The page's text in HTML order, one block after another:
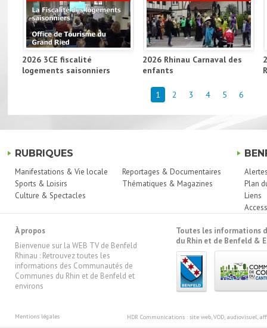
2026 3CE fiscalité
logements saisonniers
2026 Rhinau Carnaval des
enfants
1 2 3 4 5 6
RUBRIQUES
Manifestations & Vie locale
Sports & Loisirs
Culture & Spectacles
Reportages & Documentaires
Thématiques & Magazines
Plan
Liens
À propos
Bienvenue sur la WEB TV de Benfeld
Rhinau : Retrouvez toutes les
informations des Communautés de
Communes du Rhin et de Benfeld et
environs
Toutes les informations
du Rhin et de Benfeld &
Mentions légales HDR Communications : site web, VOD, audiovisuel,